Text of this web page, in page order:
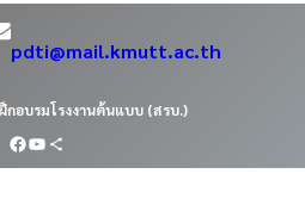
pdti@mail.kmutt.ac.th
อบรมโรงงานต้นแบบ (สรบ.)